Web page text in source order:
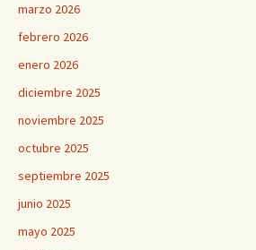
marzo 2026
febrero 2026
enero 2026
diciembre 2025
noviembre 2025
octubre 2025
septiembre 2025
junio 2025
mayo 2025